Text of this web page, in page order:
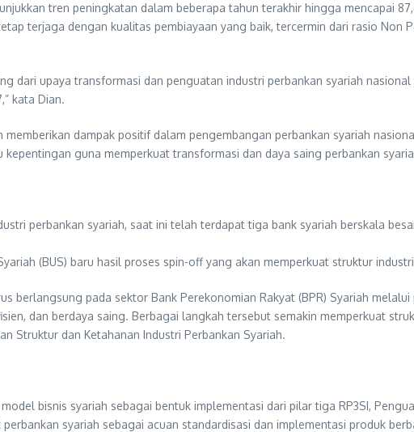
tren peningkatan dalam beberapa tahun terakhir hingga mencapai
terjaga dengan kualitas pembiayaan yang baik, tercermin dari rasio Non
dari upaya transformasi dan penguatan industri perbankan syariah
kata Dian.
dampak positif dalam pengembangan perbankan syariah
guna memperkuat transformasi dan daya saing perbankan
perbankan syariah, saat ini telah terdapat tiga bank syariah berskala
(BUS) baru hasil proses spin-off yang akan memperkuat struktur
berlangsung pada sektor Bank Perekonomian Rakyat (BPR) Syariah
dan berdaya saing. Berbagai langkah tersebut semakin memperkuat
Struktur dan Ketahanan Industri Perbankan Syariah.
bisnis syariah sebagai bentuk implementasi dari pilar tiga RP3SI,
syariah sebagai acuan standardisasi dan implementasi produk